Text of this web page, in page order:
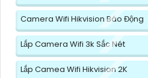
Camera Wifi Hikvision Báo Động
Lắp Camera Wifi 3k Sắc Nét
Lắp Camea Wifi Hikvision 2K